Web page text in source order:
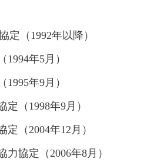
定（1992年以降）
1994年5月）
1995年9月）
定（1998年9月）
定（2004年12月）
力協定（2006年8月）